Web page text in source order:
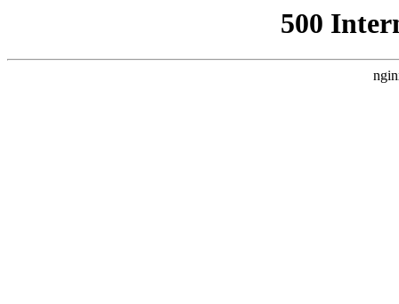
500